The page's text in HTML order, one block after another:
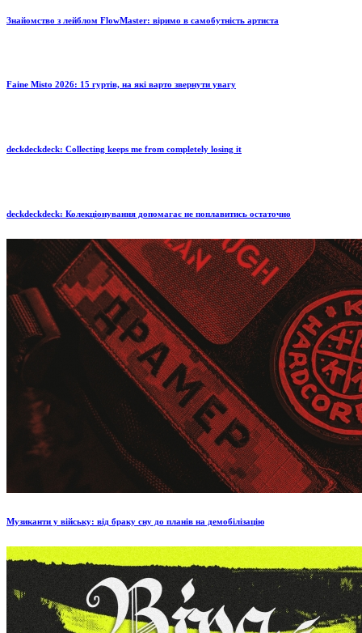
Знайомство з лейблом FlowMaster: віримо в самобутність артиста
Faine Misto 2026: 15 гуртів, на які варто звернути увагу
deckdeckdeck: Collecting keeps me from completely losing it
deckdeckdeck: Колекціонування допомагає не поплавитись остаточно
Музиканти у війську: від браку сну до планів на демобілізацію